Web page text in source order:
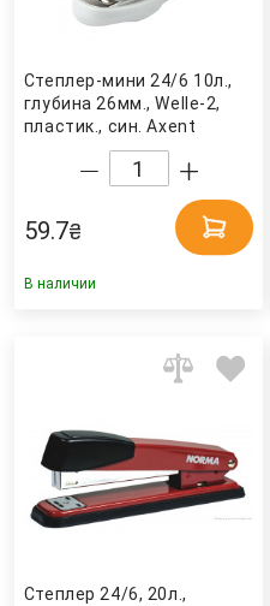
Степлер-мини 24/6 10л.,
глубина 26мм., Welle-2,
пластик., син. Axent
59.7₴
В наличии
Степлер 24/6, 20л.,